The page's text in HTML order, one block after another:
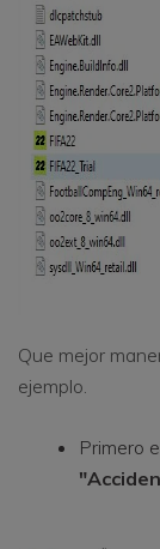
Que mejor
ejemplo.
Primero